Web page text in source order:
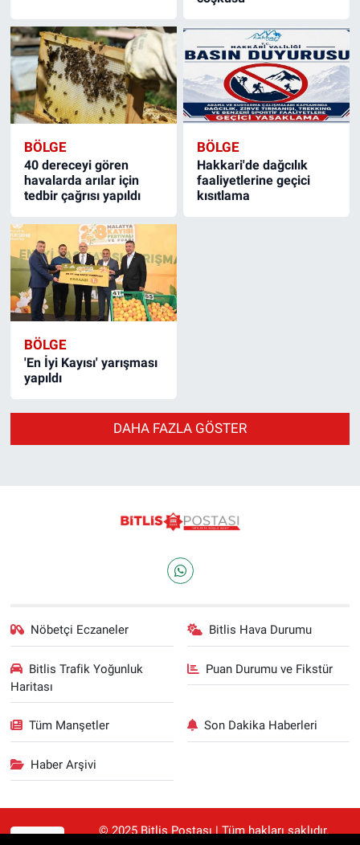
BÖLGE
40 dereceyi gören
havalarda arılar için
tedbir çağrısı yapıldı
BÖLGE
Hakkari'de dağcılık
faaliyetlerine geçici
kısıtlama
BÖLGE
'En İyi Kayısı' yarışması
yapıldı
DAHA FAZLA GÖSTER
Nöbetçi Eczaneler Bitlis Hava Durumu
Bitlis Trafik Yoğunluk
Haritası
Puan Durumu ve Fikstür
Tüm Manşetler Son Dakika Haberleri
Haber Arşivi
© 2025 Bitlis Postası | Tüm hakları saklıdır.